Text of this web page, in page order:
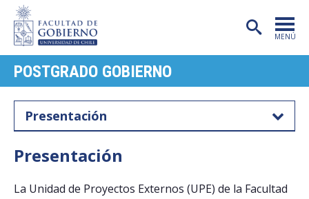
MENÚ
PORTADA
FACULTAD
CARRERAS
POSTGRADO
INVESTIGACIÓN
POSTGRADO GOBIERNO
Presentación
Presentación
La Unidad de Proyectos Externos (UPE) de la Facultad